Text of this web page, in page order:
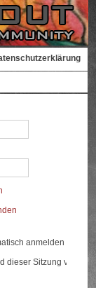
anmelden
dieser Sitzung